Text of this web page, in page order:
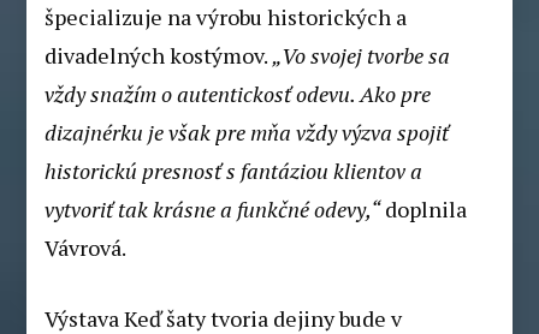
špecializuje na výrobu historických a
divadelných kostýmov. „Vo svojej tvorbe sa
vždy snažím o autentickosť odevu. Ako pre
dizajnérku je však pre mňa vždy výzva spojiť
historickú presnosť s fantáziou klientov a
vytvoriť tak krásne a funkčné odevy,“doplnila
Vávrová.
Výstava Keď šaty tvoria dejiny bude v